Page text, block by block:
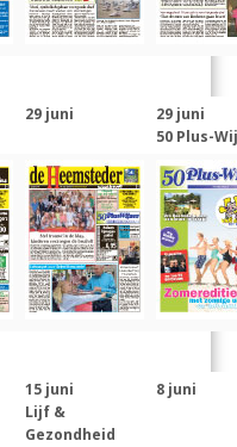
29 juni
29 juni
50 Plus-
15 juni
Lijf &
Gezondheid
8 juni